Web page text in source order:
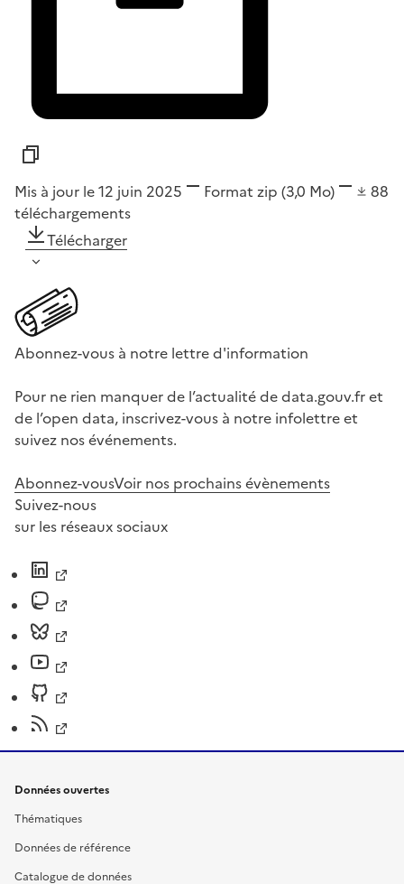
Mis à jour le 12 juin 2025 Format zip (3,0 Mo)
88
téléchargements
Télécharger
Abonnez-vous à notre lettre d'information
Pour ne rien manquer de l’actualité de data.gouv.fr et
de l’open data, inscrivez-vous à notre infolettre et
suivez nos événements.
Abonnez-vousVoir nos prochains évènements
Suivez-nous
sur les réseaux sociaux
Données ouvertes
Thématiques
Données de référence
Catalogue de données